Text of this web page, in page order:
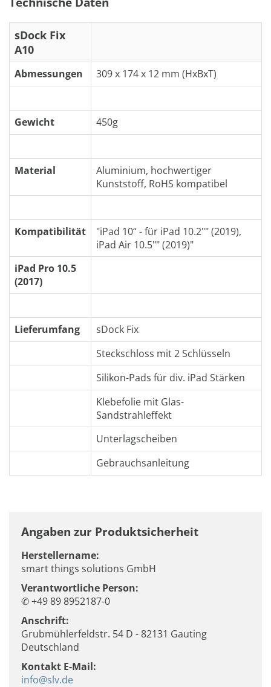
sDock Fix
A10
Abmessungen 309 x 174 x 12 mm (HxBxT)
Gewicht 450g
Material
Aluminium, hochwertiger
Kunststoff, RoHS kompatibel
Kompatibilität
"iPad 10“ - für iPad 10.2"" (2019),
iPad Air 10.5"" (2019)"
iPad Pro 10.5
(2017)
Lieferumfang
sDock Fix
Steckschloss mit 2 Schlüsseln
Silikon-Pads für div. iPad Stärken
Klebefolie mit Glas-
Sandstrahleffekt
Unterlagscheiben
Gebrauchsanleitung
Angaben zur Produktsicherheit
Herstellername:
smart things solutions GmbH
Verantwortliche Person:
✆ +49 89 8952187-0
Anschrift:
Grubmühlerfeldstr. 54 D - 82131 Gauting
Deutschland
Kontakt E-Mail:
info@slv.de